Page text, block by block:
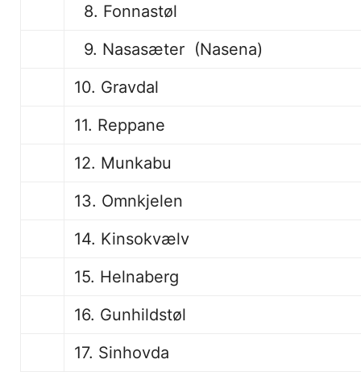
8. Fonnastøl
9. Nasasæter (Nasena)
10. Gravdal
11. Reppane
12. Munkabu
13. Omnkjelen
14. Kinsokvælv
15. Helnaberg
16. Gunhildstøl
17. Sinhovda